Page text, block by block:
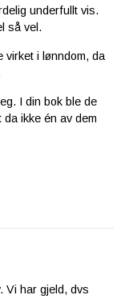
underfullt vis.
så vel.
virket i lønndom, da
I din bok ble de
ikke én av dem
Vi har gjeld, dvs